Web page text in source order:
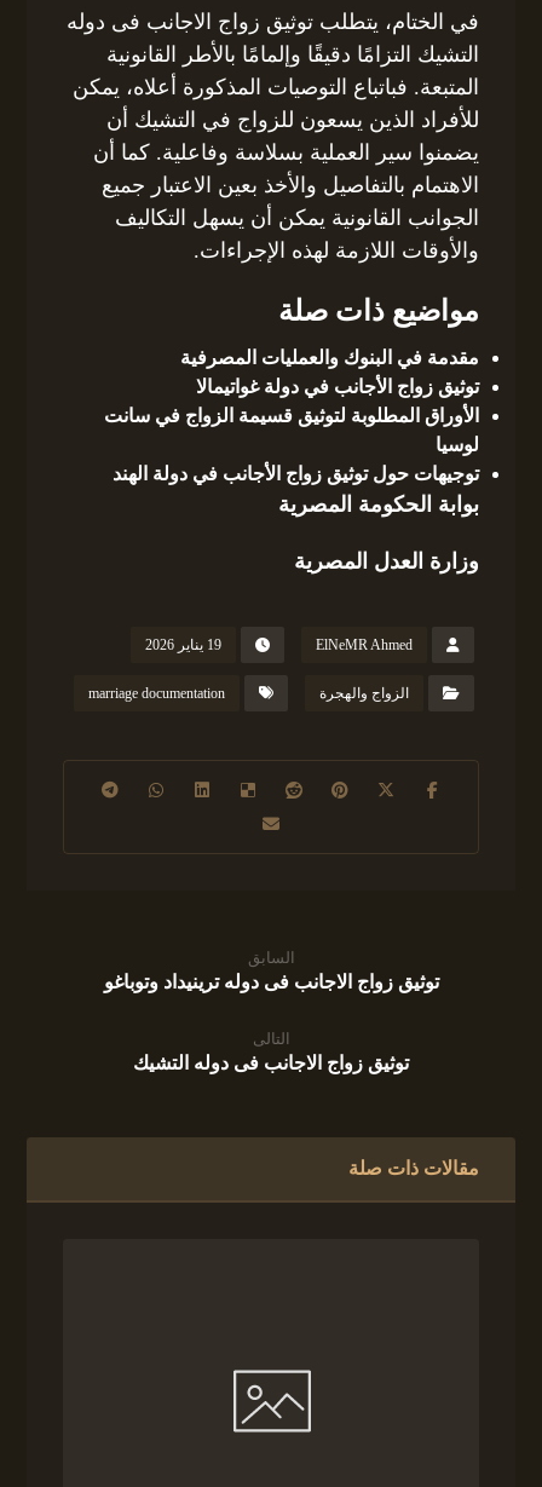
في الختام، يتطلب توثيق زواج الاجانب فى دوله
التشيك التزامًا دقيقًا وإلمامًا بالأطر القانونية
المتبعة. فباتباع التوصيات المذكورة أعلاه، يمكن
للأفراد الذين يسعون للزواج في التشيك أن
يضمنوا سير العملية بسلاسة وفاعلية. كما أن
الاهتمام بالتفاصيل والأخذ بعين الاعتبار جميع
الجوانب القانونية يمكن أن يسهل التكاليف
والأوقات اللازمة لهذه الإجراءات.
مواضيع ذات صلة
مقدمة في البنوك والعمليات المصرفية
توثيق زواج الأجانب في دولة غواتيمالا
الأوراق المطلوبة لتوثيق قسيمة الزواج في سانت
لوسيا
توجيهات حول توثيق زواج الأجانب في دولة الهند
بوابة الحكومة المصرية
وزارة العدل المصرية
ElNeMR Ahmed 19 يناير 2026
الزواج والهجرة marriage documentation
السابق
توثيق زواج الاجانب فى دوله ترينيداد وتوباغو
التالى
توثيق زواج الاجانب فى دوله التشيك
مقالات ذات صلة